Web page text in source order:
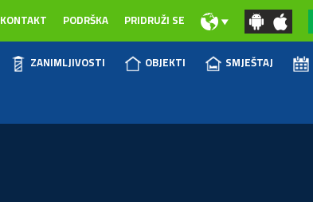
KONTAKT PODRŠKA PRIDRUŽI SE
ZANIMLJIVOSTI OBJEKTI SMJEŠTAJ